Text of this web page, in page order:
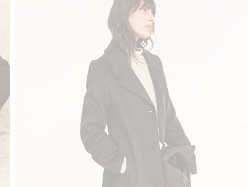
Newbie
Klubowiczu darmowa dostawa od 150 zł